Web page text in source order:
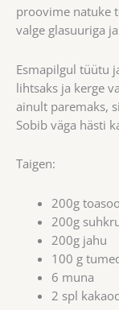
proovime natuke
valge glasuuriga
Esmapilgul tüütu
lihtsaks ja kerge
ainult paremaks,
Sobib väga hästi
Taigen:
200g
200g
200g jahu
100 g
6 muna
2 spl